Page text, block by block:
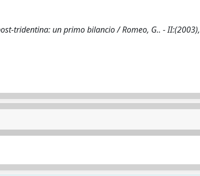
tridentina: un primo bilancio / Romeo, G.. - II:(2003),